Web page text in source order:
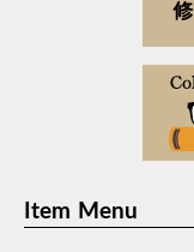
Item Menu